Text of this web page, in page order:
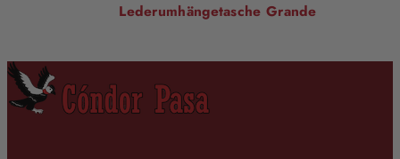
Lederumhängetasche Grande